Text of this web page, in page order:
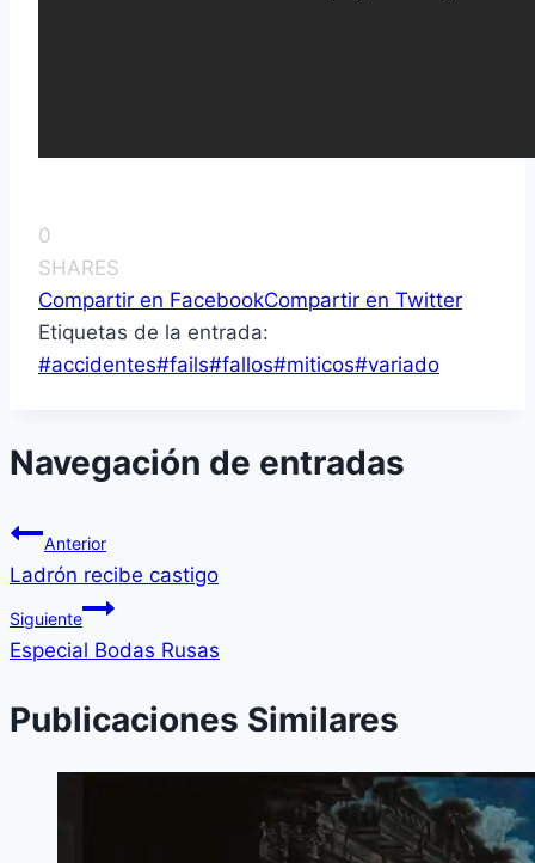
0
SHARES
Compartir en FacebookCompartir en Twitter
Etiquetas de la entrada:
#accidentes#fails#fallos#miticos#variado
Navegación de entradas
Anterior
Ladrón recibe castigo
Siguiente
Especial Bodas Rusas
Publicaciones Similares